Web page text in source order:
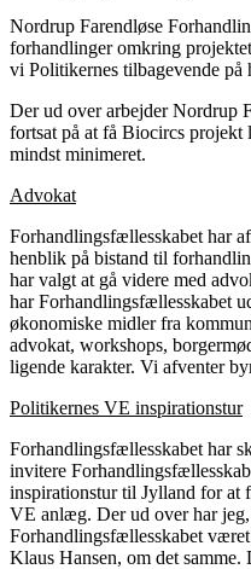
Nordrup Farendløse
forhandlinger omkring
vi Politikernes tilbagevende
Der ud over arbejder Nordrup
fortsat på at få Biocircs
mindst minimeret.
Advokat
Forhandlingsfællesskabet har
henblik på bistand til
har valgt at gå videre med
har Forhandlingsfællesskabet
økonomiske midler fra
advokat, workshops,
ligende karakter. Vi afventer
Politikernes VE inspirationstur
Forhandlingsfællesskabet har
invitere
inspirationstur til Jylland for at
VE anlæg. Der ud over har
Forhandlingsfællesskabet
Klaus Hansen, om det